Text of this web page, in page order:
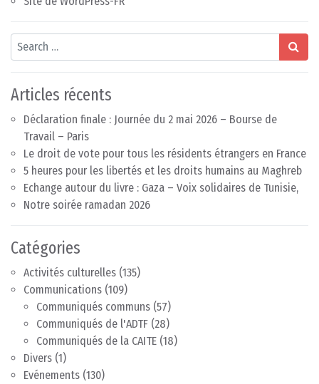
Search
Articles récents
Déclaration finale : Journée du 2 mai 2026 – Bourse de
Travail – Paris
Le droit de vote pour tous les résidents étrangers en France
5 heures pour les libertés et les droits humains au Maghreb
Echange autour du livre : Gaza – Voix solidaires de Tunisie,
Notre soirée ramadan 2026
Catégories
Activités culturelles (135)
Communications (109)
Communiqués communs (57)
Communiqués de l'ADTF (28)
Communiqués de la CAITE (18)
Divers (1)
Evénements (130)